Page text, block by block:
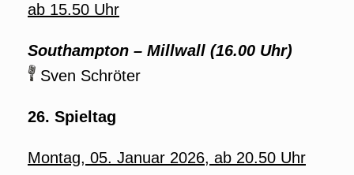
ab 15.50 Uhr
Southampton – Millwall (16.00 Uhr)
Sven Schröter
26. Spieltag
Montag, 05. Januar 2026, ab 20.50 Uhr